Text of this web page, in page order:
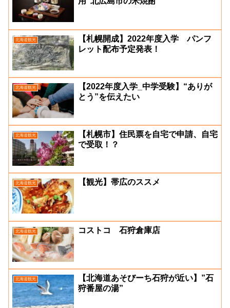
北海道観光
【札幌開成】2022年度入学 パンフ
レット配布予定発表！
北海道観光
【2022年度入学_中学受験】“ありが
とう”を伝えたい
北海道観光
【札幌市】住民票を自宅で申請、自宅
で受取！？
北海道観光 【観光】帯広のススメ
北海道観光 コストコ 石狩倉庫店
北海道観光
【北海道あそびーち石狩が近い】”石
狩番屋の湯”